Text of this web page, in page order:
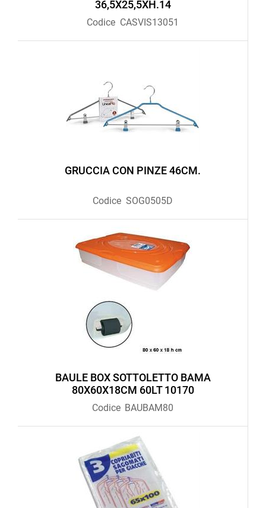
36,5X25,5XH.14
Codice CASVIS13051
GRUCCIA CON PINZE 46CM.
Codice SOG0505D
BAULE BOX SOTTOLETTO BAMA
80X60X18CM 60LT 10170
Codice BAUBAM80